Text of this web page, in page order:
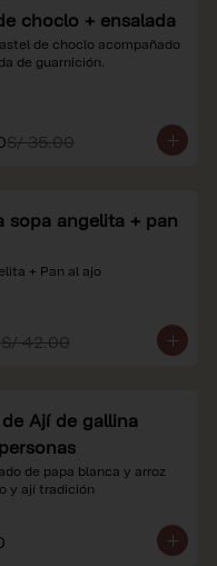
choclo + ensalada
de choclo acompañado
de guarnición.
S/ 35.00
sopa angelita + pan
+ Pan al ajo
S/ 42.00
Ají de gallina
de papa blanca y arroz
y ají tradición
precios están expresados en
impuestos de ley y